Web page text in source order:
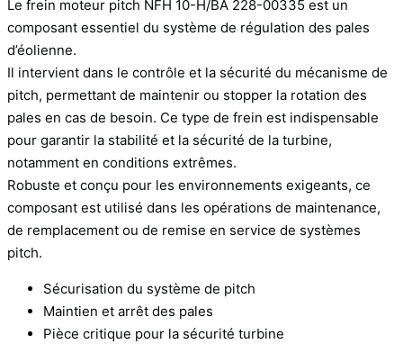
Le frein moteur pitch NFH 10-H/BA 228-00335 est un
composant essentiel du système de régulation des pales
d’éolienne.
Il intervient dans le contrôle et la sécurité du mécanisme de
pitch, permettant de maintenir ou stopper la rotation des
pales en cas de besoin. Ce type de frein est indispensable
pour garantir la stabilité et la sécurité de la turbine,
notamment en conditions extrêmes.
Robuste et conçu pour les environnements exigeants, ce
composant est utilisé dans les opérations de maintenance,
de remplacement ou de remise en service de systèmes
pitch.
Sécurisation du système de pitch
Maintien et arrêt des pales
Pièce critique pour la sécurité turbine